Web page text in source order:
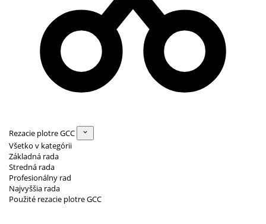
Rezacie plotre GCC
Všetko v kategórii
Základná rada
Stredná rada
Profesionálny rad
Najvyššia rada
Použité rezacie plotre GCC